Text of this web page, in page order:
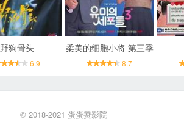
野狗骨头
6.9
柔美的细胞小将 第三季
8.7
© 2018-2021 蛋蛋赞影院